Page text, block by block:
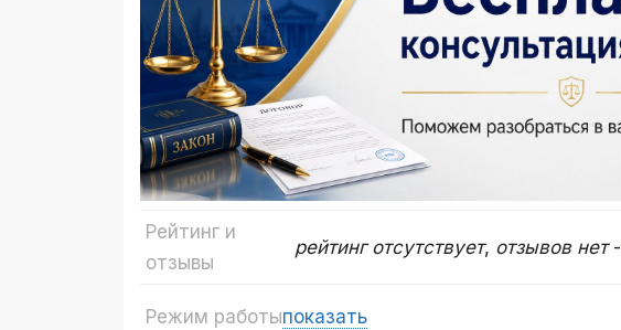
Рейтинг и
отзывы
рейтинг отсутствует, отзывов нет-
Режим работыпоказать